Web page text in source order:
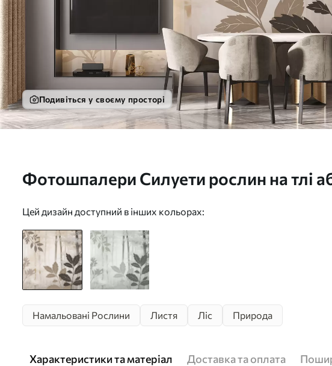
Подивіться у своєму просторі
Фотошпалери Силуети рослин на тлі
Цей дизайн доступний в інших кольорах:
Намальовані Рослини Листя Ліс Природа
Характеристики та матеріал Доставка та оплата